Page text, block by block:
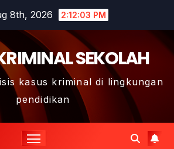
8th, 2026 2:12:03 PM
SEKOLAH
kasus kriminal di lingkungan
pendidikan